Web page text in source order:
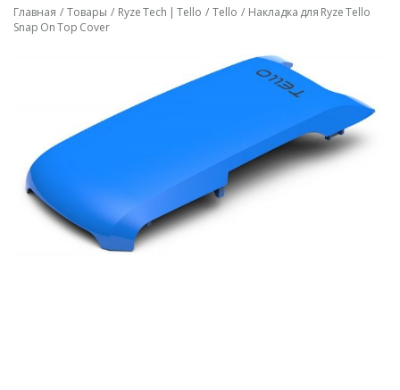
Главная / Товары / Ryze Tech | Tello / Tello / Накладка для Ryze Tello
Snap On Top Cover